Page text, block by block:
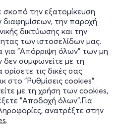
την εξατομίκευση
διαφημίσεων, την παροχή
δικτύωσης και την
των ιστοσελίδων μας.
για "Απόρριψη όλων" των μη
συμφωνείτε με τη
τις δικές σας
στο "Ρυθμίσεις cookies".
με τη χρήση των cookies,
"Αποδοχή όλων".Για
ανατρέξτε στην
.